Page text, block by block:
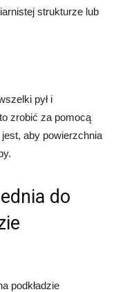
strukturze lub
pył i
zrobić za pomocą
aby powierzchnia
do
podkładzie